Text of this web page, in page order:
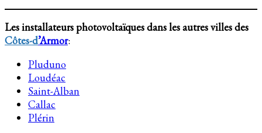
Les installateurs photovoltaïques dans les autres villes des
Côtes-d’Armor:
Pluduno
Loudéac
Saint-Alban
Callac
Plérin